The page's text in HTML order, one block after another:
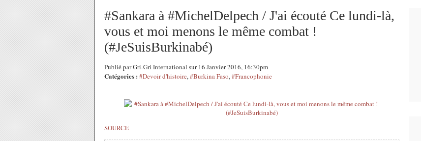
#Sankara à #MichelDelpech / J'ai écouté Ce lundi-là,
vous et moi menons le même combat !
(#JeSuisBurkinabé)
Publié par Gri-Gri International sur 16 Janvier 2016, 16:30pm
Catégories : #Devoir d'histoire,#Burkina Faso,#Francophonie
SOURCE